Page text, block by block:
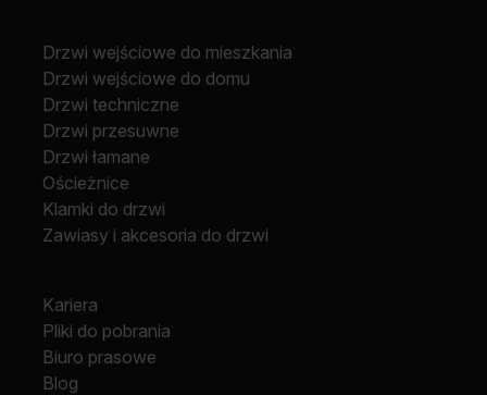
Drzwi wejściowe do mieszkania
Drzwi wejściowe do domu
Drzwi techniczne
Drzwi przesuwne
Drzwi łamane
Ościeżnice
Klamki do drzwi
Zawiasy i akcesoria do drzwi
Kariera
Pliki do pobrania
Biuro prasowe
Blog